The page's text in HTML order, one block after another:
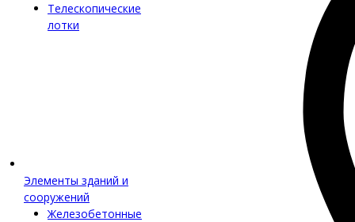
Телескопические
лотки
Элементы зданий и
сооружений
Железобетонные